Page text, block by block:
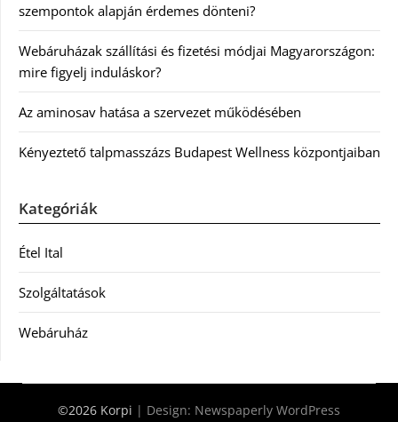
szempontok alapján érdemes dönteni?
Webáruházak szállítási és fizetési módjai Magyarországon:
mire figyelj induláskor?
Az aminosav hatása a szervezet működésében
Kényeztető talpmasszázs Budapest Wellness központjaiban
Kategóriák
Étel Ital
Szolgáltatások
Webáruház
©2026 Korpi | Design: Newspaperly WordPress